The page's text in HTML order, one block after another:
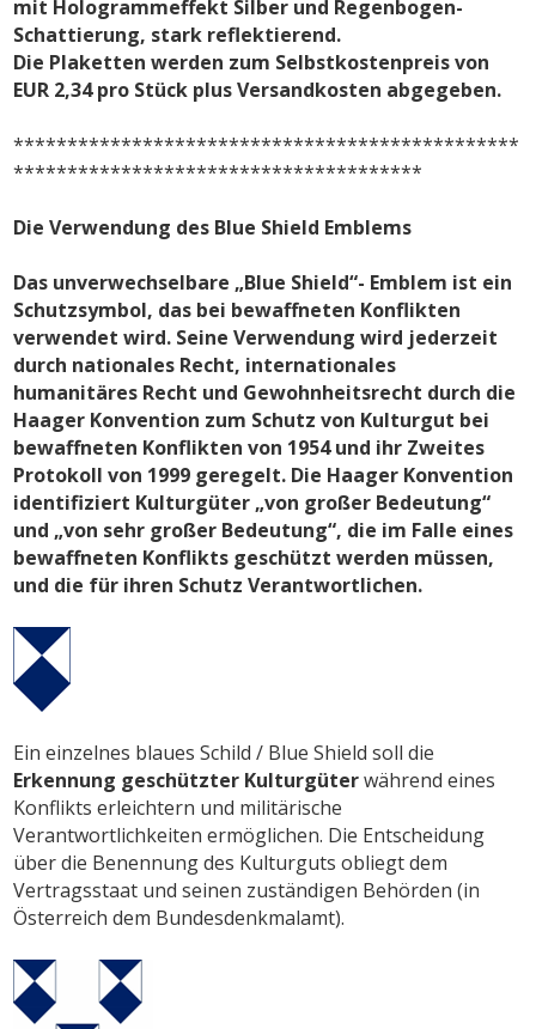
mit Hologrammeffekt Silber und Regenbogen-
Schattierung, stark reflektierend.
Die Plaketten werden zum Selbstkostenpreis von
EUR 2,34 pro Stück plus Versandkosten abgegeben.
***********************************************
**************************************
Die Verwendung des Blue Shield Emblems
Das unverwechselbare „Blue Shield“- Emblem ist ein
Schutzsymbol, das bei bewaffneten Konflikten
verwendet wird. Seine Verwendung wird jederzeit
durch nationales Recht, internationales
humanitäres Recht und Gewohnheitsrecht durch die
Haager Konvention zum Schutz von Kulturgut bei
bewaffneten Konflikten von 1954 und ihr Zweites
Protokoll von 1999 geregelt. Die Haager Konvention
identifiziert Kulturgüter „von großer Bedeutung“
und „von sehr großer Bedeutung“, die im Falle eines
bewaffneten Konflikts geschützt werden müssen,
und die für ihren Schutz Verantwortlichen.
Ein einzelnes blaues Schild / Blue Shield soll die
Erkennung geschützter Kulturgüterwährend eines
Konflikts erleichtern und militärische
Verantwortlichkeiten ermöglichen. Die Entscheidung
über die Benennung des Kulturguts obliegt dem
Vertragsstaat und seinen zuständigen Behörden (in
Österreich dem Bundesdenkmalamt).